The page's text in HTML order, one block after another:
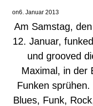
on6. Januar 2013
Am Samstag, den
12. Januar, funked
und grooved
Maximal, in der
Funken sprühen.
Blues, Funk,